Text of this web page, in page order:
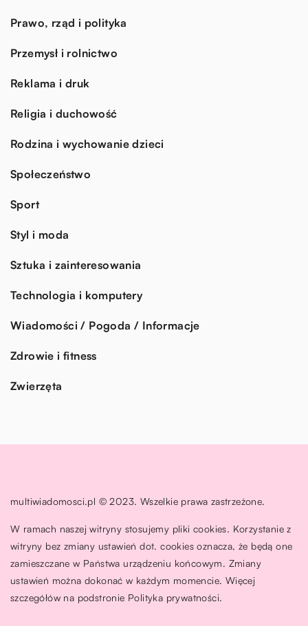
Prawo, rząd i polityka
Przemysł i rolnictwo
Reklama i druk
Religia i duchowość
Rodzina i wychowanie dzieci
Społeczeństwo
Sport
Styl i moda
Sztuka i zainteresowania
Technologia i komputery
Wiadomości / Pogoda / Informacje
Zdrowie i fitness
Zwierzęta
multiwiadomosci.pl © 2023. Wszelkie prawa zastrzeżone.
W ramach naszej witryny stosujemy pliki cookies. Korzystanie z
witryny bez zmiany ustawień dot. cookies oznacza, że będą one
zamieszczane w Państwa urządzeniu końcowym. Zmiany
ustawień można dokonać w każdym momencie. Więcej
szczegółów na podstronie Polityka prywatności.